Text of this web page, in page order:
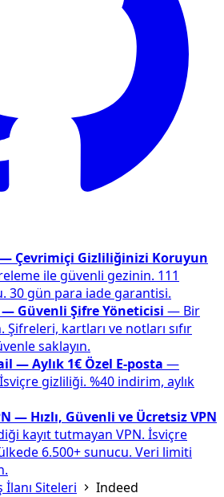
Çevrimiçi Gizliliğinizi Koruyun
ile güvenli gezinin. 111
30 gün para iade garantisi.
— Güvenli Şifre Yöneticisi — Bir
kartları ve notları sıfır
saklayın.
— Aylık 1€ Özel E-posta —
gizliliği. %40 indirim, aylık
— Hızlı, Güvenli ve Ücretsiz VPN
kayıt tutmayan VPN. İsviçre
6.500+ sunucu. Veri limiti
İlanı Siteleri Indeed